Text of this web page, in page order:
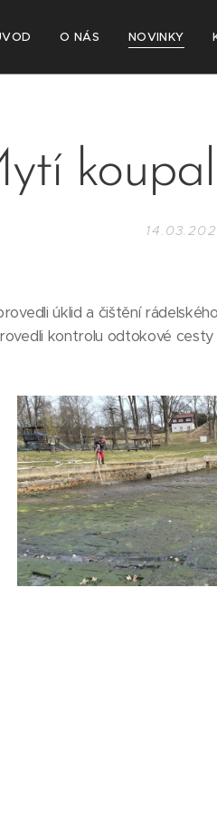
O NÁS NOVINKY
úklid a čištění
kontrolu odtokové